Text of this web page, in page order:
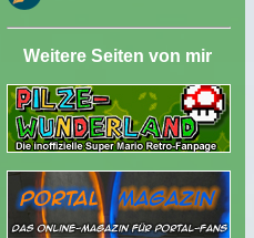
Weitere Seiten von mir